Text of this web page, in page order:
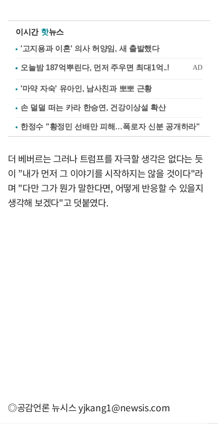
이시간 핫뉴스
'고지용과 이혼' 의사 허양임, 새 출발했다
'마약 자숙' 유아인, 남사친과 뽀뽀 근황
손 덜덜 떠는 카라 한승연, 건강이상설 확산
한정수 "황정민 선배만 피해…폭로자 신분 공개하라"
더 베버르는 그러나 트럼프를 자극할 생각은 없다는 듯
이 ”내가 먼저 그 이야기를 시작하지는 않을 것이다"라
며 "다만 그가 뭔가 말한다면, 어떻게 반응할 수 있을지
생각해 보겠다"고 덧붙였다.
◎공감언론 뉴시스yjkang1@newsis.com